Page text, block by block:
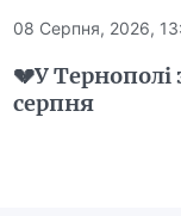
08 Серпня, 2026,
💔У Тернополі
серпня